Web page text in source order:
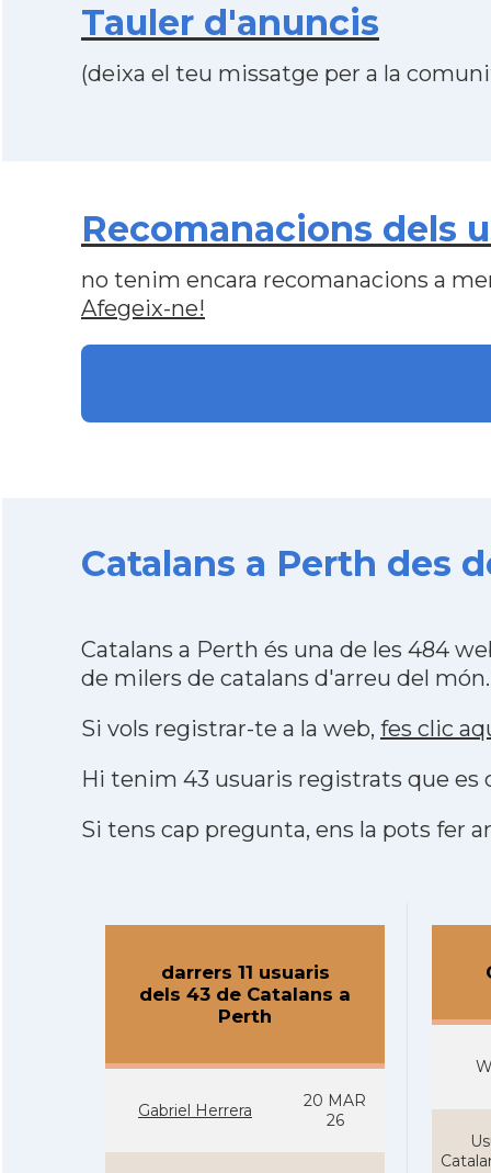
Tauler d'anuncis
(deixa el teu missatge per a la
Recomanacions dels
no tenim encara recomanacions a
Afegeix-ne!
Catalans a Perth des
Catalans a Perth és una de les 484
de milers de catalans d'arreu del món.
Si vols registrar-te a la web, fes clic
Hi tenim 43 usuaris registrats que
Si tens cap pregunta, ens la pots fer
darrers 11 usuaris
dels 43 de Catalans a
Perth
Gabriel Herrera
20 MAR
26